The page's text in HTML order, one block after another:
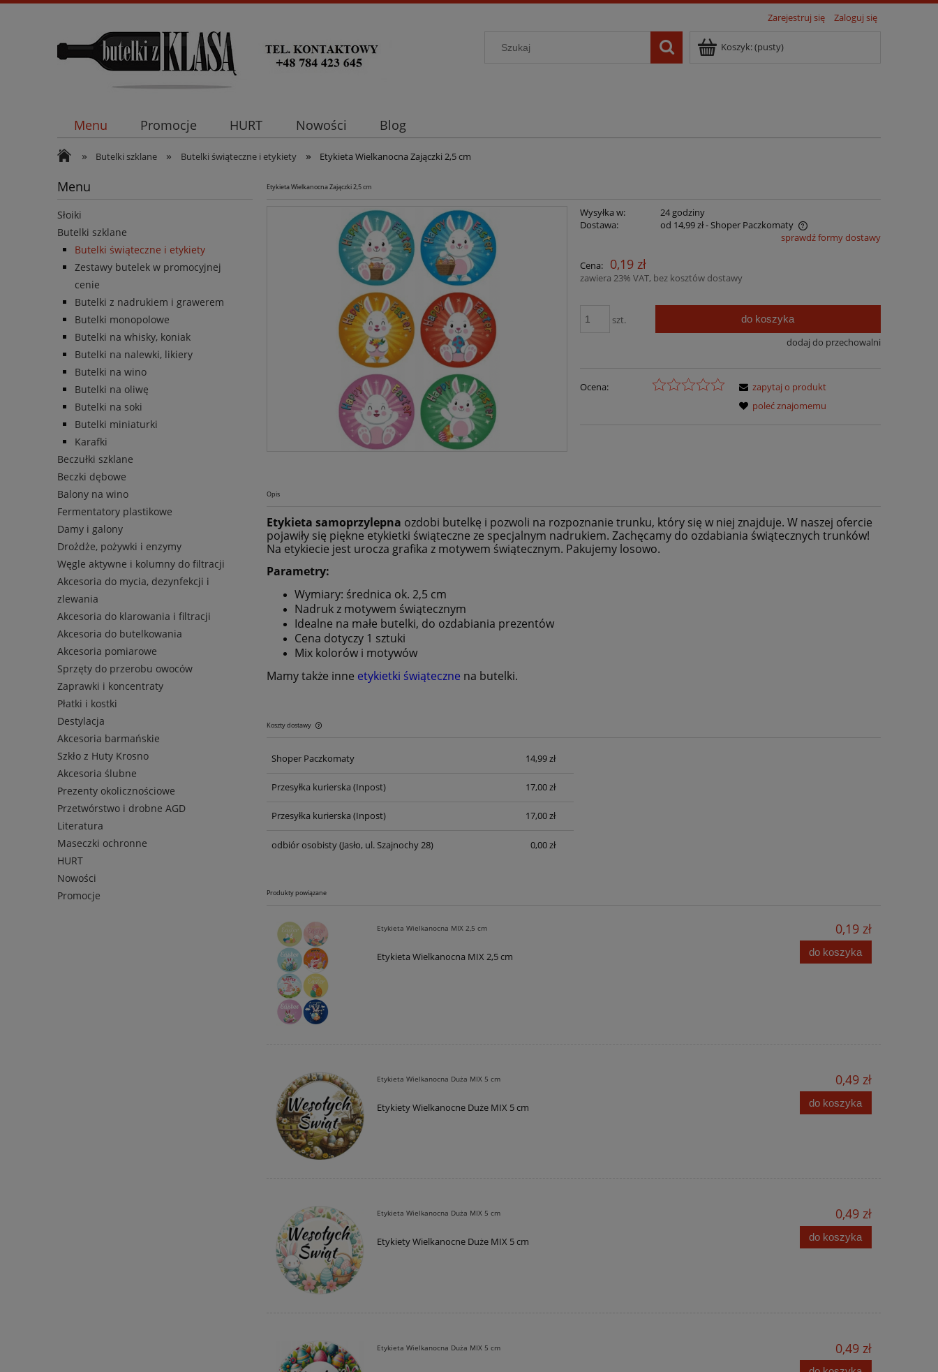
Zarejestruj się Zaloguj się
Koszyk:(pusty)
Menu Promocje HURT Nowości Blog
» Butelki szklane » Butelki świąteczne i etykiety » Etykieta Wielkanocna Zajączki 2,5 cm
Menu
Słoiki
Butelki szklane
Butelki świąteczne i etykiety
Zestawy butelek w promocyjnej
cenie
Butelki z nadrukiem i grawerem
Butelki monopolowe
Butelki na whisky, koniak
Butelki na nalewki, likiery
Butelki na wino
Butelki na oliwę
Butelki na soki
Butelki miniaturki
Karafki
Beczułki szklane
Beczki dębowe
Balony na wino
Fermentatory plastikowe
Damy i galony
Drożdże, pożywki i enzymy
Węgle aktywne i kolumny do filtracji
Akcesoria do mycia, dezynfekcji i
zlewania
Akcesoria do klarowania i filtracji
Akcesoria do butelkowania
Akcesoria pomiarowe
Sprzęty do przerobu owoców
Zaprawki i koncentraty
Płatki i kostki
Destylacja
Akcesoria barmańskie
Szkło z Huty Krosno
Akcesoria ślubne
Prezenty okolicznościowe
Przetwórstwo i drobne AGD
Literatura
Maseczki ochronne
HURT
Nowości
Promocje
Etykieta Wielkanocna Zajączki 2,5 cm
Wysyłka w:
24 godziny
Dostawa:
od 14,99 zł- Shoper Paczkomaty
płatności
sprawdź formy dostawy
Cena: 0,19 zł
zawiera 23% VAT, bez kosztów dostawy
szt. do koszyka
dodaj do przechowalni
Ocena:
zapytaj o produkt
poleć znajomemu
Opis
Etykieta samoprzylepna ozdobi butelkę i pozwoli na rozpoznanie trunku, który się w niej znajduje. W naszej ofercie
pojawiły się piękne etykietki świąteczne ze specjalnym nadrukiem. Zachęcamy do ozdabiania świątecznych trunków!
Na etykiecie jest urocza grafika z motywem świątecznym. Pakujemy losowo.
Parametry:
Wymiary: średnica ok. 2,5 cm
Nadruk z motywem świątecznym
Idealne na małe butelki, do ozdabiania prezentów
Cena dotyczy 1 sztuki
Mix kolorów i motywów
Mamy także inne etykietki świąteczne na butelki.
Koszty dostawy
Cena nie zawiera ewentualnych kosztów
Shoper Paczkomaty 14,99 zł
Przesyłka kurierska (Inpost) 17,00 zł
Przesyłka kurierska (Inpost) 17,00 zł
odbiór osobisty(Jasło, ul. Szajnochy 28) 0,00 zł
Produkty powiązane
Etykieta Wielkanocna MIX 2,5 cm
Etykieta Wielkanocna MIX 2,5 cm
0,19 zł
do koszyka
Etykieta Wielkanocna Duża MIX 5 cm
Etykiety Wielkanocne Duże MIX 5 cm
0,49 zł
do koszyka
Etykieta Wielkanocna Duża MIX 5 cm
Etykiety Wielkanocne Duże MIX 5 cm
0,49 zł
do koszyka
Etykieta Wielkanocna Duża MIX 5 cm 0,49 zł